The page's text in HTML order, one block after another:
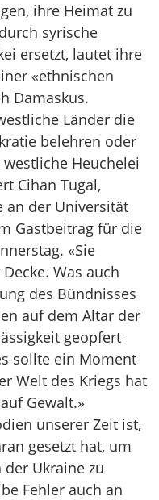
ihre Heimat zu
syrische
ersetzt, lautet ihre
«ethnischen
Damaskus.
Länder die
belehren oder
Heuchelei
Cihan Tugal,
an der Universität
Gastbeitrag für die
«Sie
Was auch
des Bündnisses
auf dem Altar der
geopfert
sollte ein Moment
Welt des Kriegs hat
Gewalt.»
unserer Zeit ist,
gesetzt hat, um
Ukraine zu
Fehler auch an